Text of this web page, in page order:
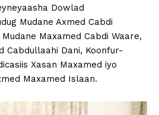
Dowlad
Mudane Axmed Cabdi
Maxamed Cabdi Waare,
Cabdullaahi Dani, Koonfur-
Xasan Maxamed iyo
Maxamed Islaan.